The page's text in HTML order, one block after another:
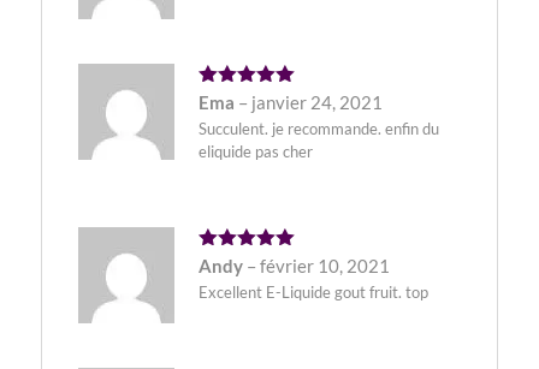
Note5
sur 5
Ema – janvier 24, 2021
Succulent. je recommande. enfin du
eliquide pas cher
Note 5
sur 5
Andy – février 10, 2021
Excellent E-Liquide gout fruit. top